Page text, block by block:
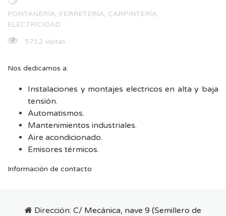
FONTANERÍA, FERRETERÍA, CARPINTERÍA,
ELECTRICIDAD
5712 visitas
Nos dedicamos a:
Instalaciones y montajes electricos en alta y baja
tensión.
Automatismos.
Mantenimientos industriales.
Aire acondicionado.
Emisores térmicos.
Información de contacto
Dirección: C/ Mecánica, nave 9 (Semillero de